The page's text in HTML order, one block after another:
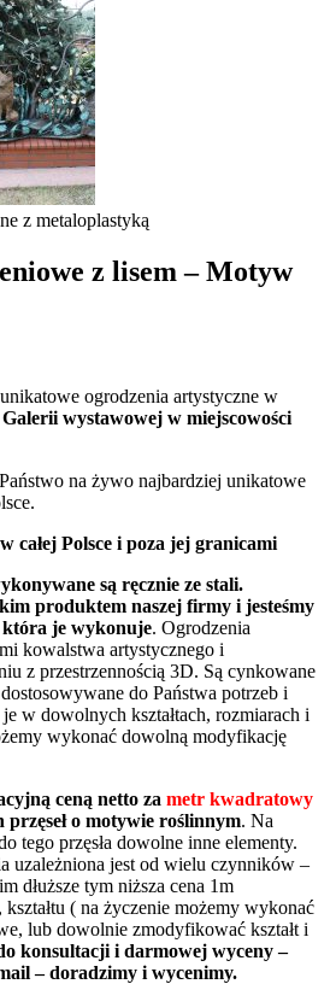
z lisem – Motyw
ogrodzenia artystyczne w
wystawowej w miejscowości
na żywo najbardziej unikatowe
całej Polsce i poza jej granicami
są ręcznie ze stali.
produktem naszej firmy i jesteśmy
która je wykonuje. Ogrodzenia
kowalstwa artystycznego i
z przestrzennością 3D. Są cynkowane
do Państwa potrzeb i
w dowolnych kształtach, rozmiarach i
wykonać dowolną modyfikację
ceną netto za metr kwadratowy
o motywie roślinnym. Na
tego przęsła dowolne inne elementy.
uzależniona jest od wielu czynników –
dłuższe tym niższa cena 1m
( na życzenie możemy wykonać
lub dowolnie zmodyfikować kształt i
konsultacji i darmowej wyceny –
– doradzimy i wycenimy.